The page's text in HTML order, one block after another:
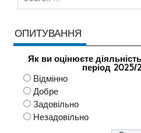
ОПИТУВАННЯ
Як ви оцінюєте
період 2025/
Відмінно
Добре
Задовільно
Незадовільно